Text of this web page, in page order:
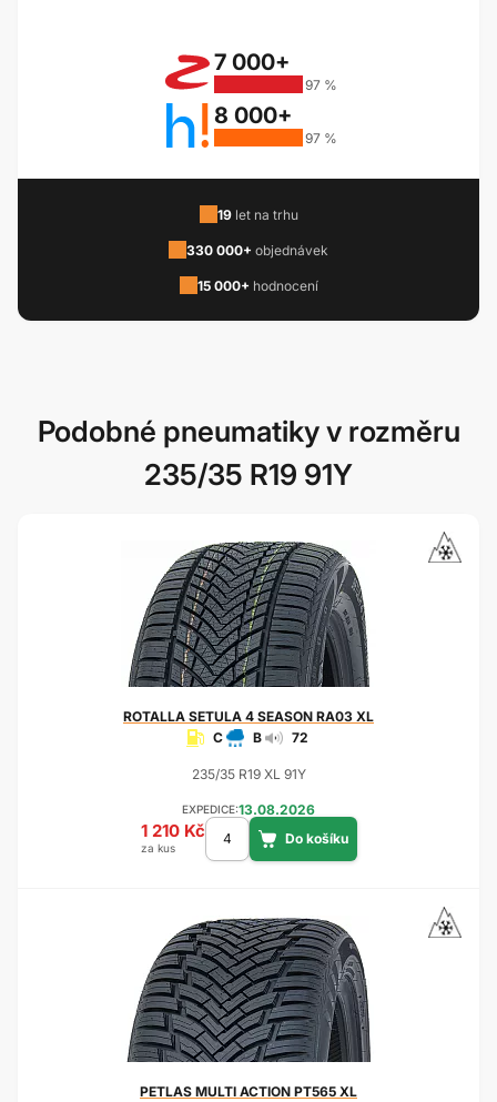
7 000+
97 %
8 000+
97 %
19let na trhu
330 000+ objednávek
15 000+ hodnocení
Podobné pneumatiky v rozměru
235/35 R19 91Y
ROTALLA SETULA 4 SEASON RA03 XL
C
B 72
235/35 R19 XL 91Y
EXPEDICE:13.08.2026
1 210 Kč
za kus
PETLAS MULTI ACTION PT565 XL